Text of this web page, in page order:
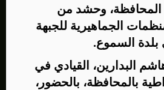
المحافظة، وحشد من
الجماهيرية للجبهة
السموع.
البدارين، القيادي في
بالمحافظة، بالحضور،